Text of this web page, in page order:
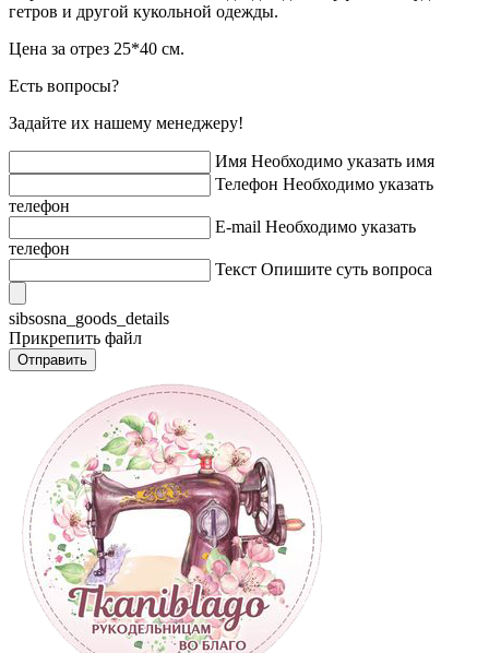
гетров и другой кукольной одежды.
Цена за отрез 25*40 см.
Есть вопросы?
Задайте их нашему менеджеру!
Имя Необходимо указать имя
Телефон Необходимо указать
телефон
E-mail Необходимо указать
телефон
Текст Опишите суть вопроса
sibsosna_goods_details
Прикрепить файл
Отправить